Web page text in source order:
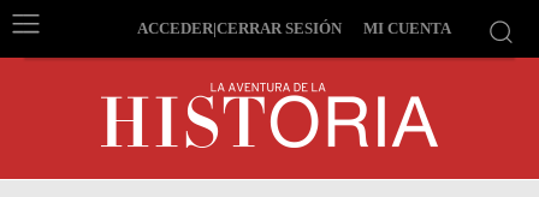
ACCEDER|CERRAR SESIÓN MI CUENTA